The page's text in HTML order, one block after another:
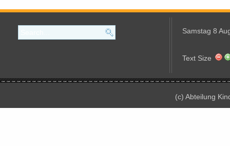
Samstag 8
Text Size
(c) Abteilung